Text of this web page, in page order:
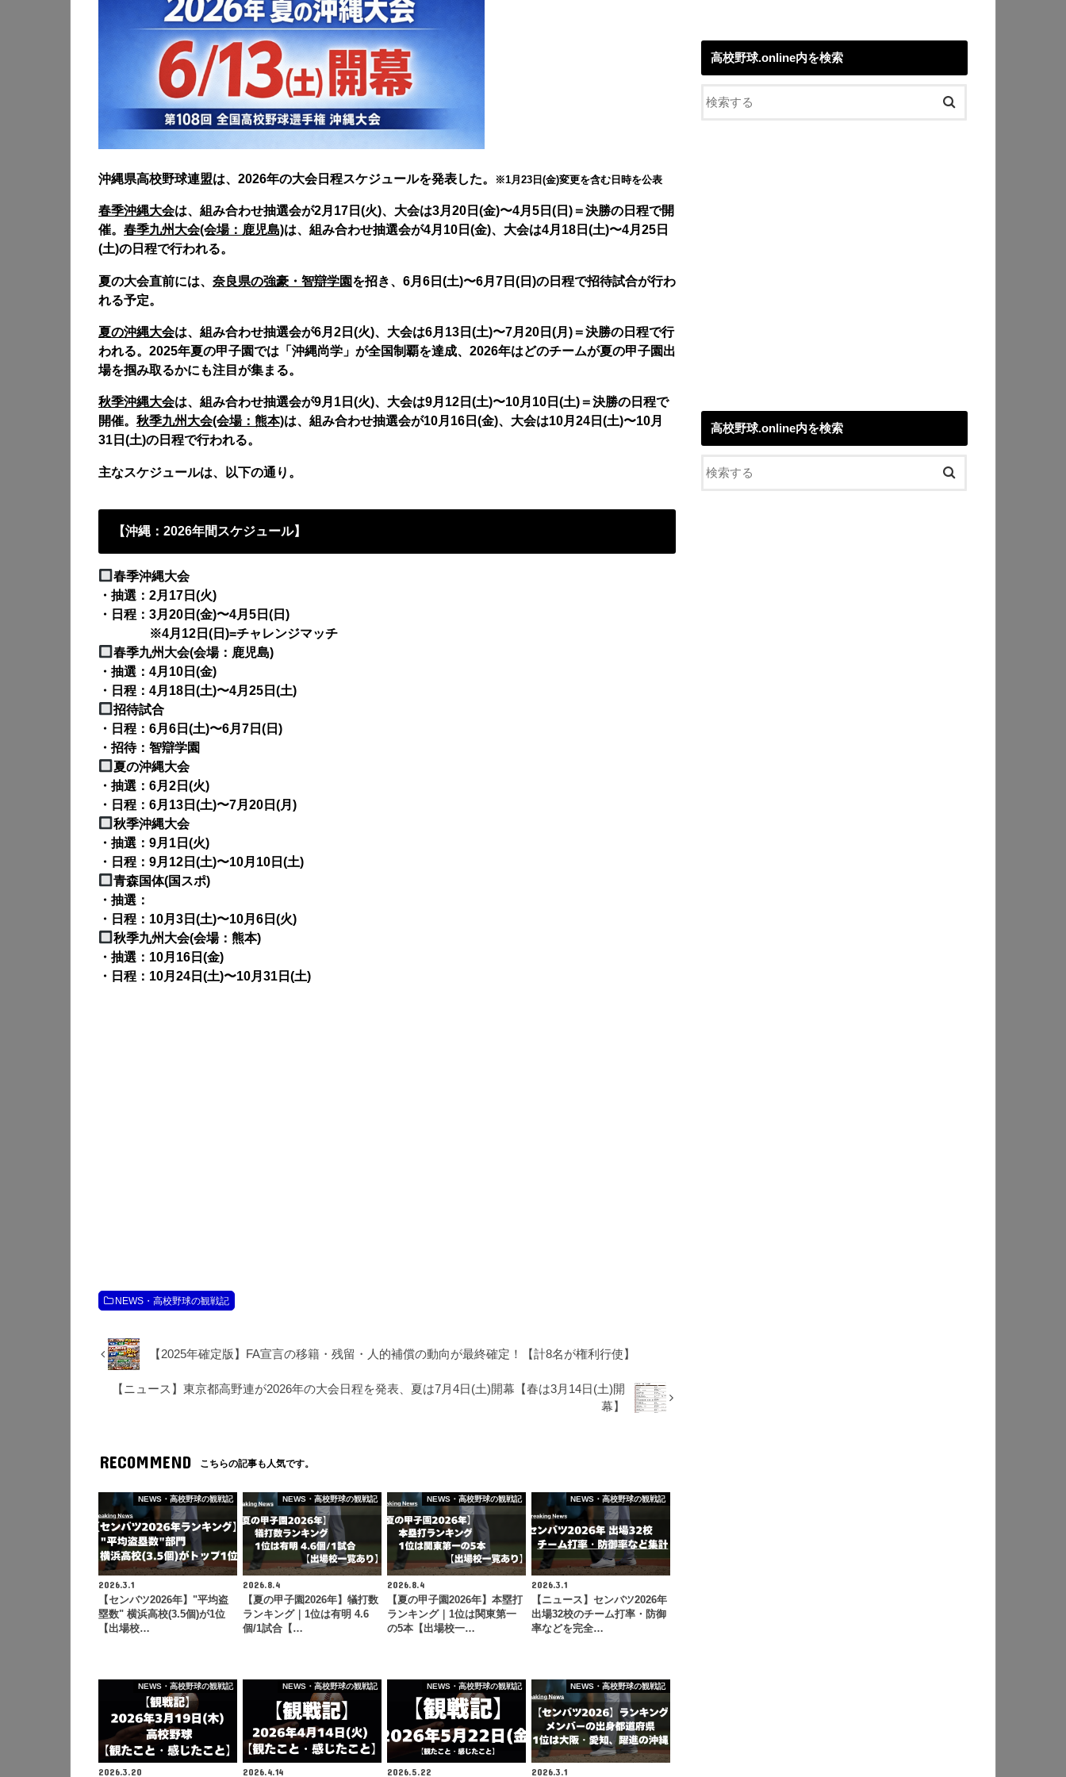
沖縄県高校野球連盟は、2026年の大会日程スケジュールを発表した。 ※1月23日(金)変更を含む日時を公表
春季沖縄大会は、組み合わせ抽選会が2月17日(火)、大会は3月20日(金)〜4月5日(日)＝決勝の日程で開
催。 春季九州大会(会場：鹿児島)は、組み合わせ抽選会が4月10日(金)、大会は4月18日(土)〜4月25日
(土)の日程で行われる。
夏の大会直前には、 奈良県の強豪・智辯学園を招き、6月6日(土)〜6月7日(日)の日程で招待試合が行わ
れる予定。
夏の沖縄大会は、組み合わせ抽選会が6月2日(火)、大会は6月13日(土)〜7月20日(月)＝決勝の日程で行
われる。2025年夏の甲子園では「沖縄尚学」が全国制覇を達成、2026年はどのチームが夏の甲子園出
場を掴み取るかにも注目が集まる。
秋季沖縄大会は、組み合わせ抽選会が9月1日(火)、大会は9月12日(土)〜10月10日(土)＝決勝の日程で
開催。 秋季九州大会(会場：熊本)は、組み合わせ抽選会が10月16日(金)、大会は10月24日(土)〜10月
31日(土)の日程で行われる。
主なスケジュールは、以下の通り。
【沖縄：2026年間スケジュール】
春季沖縄大会
・抽選：2月17日(火)
・日程：3月20日(金)〜4月5日(日)
※4月12日(日)=チャレンジマッチ
春季九州大会(会場：鹿児島)
・抽選：4月10日(金)
・日程：4月18日(土)〜4月25日(土)
招待試合
・日程：6月6日(土)〜6月7日(日)
・招待：智辯学園
夏の沖縄大会
・抽選：6月2日(火)
・日程：6月13日(土)〜7月20日(月)
秋季沖縄大会
・抽選：9月1日(火)
・日程：9月12日(土)〜10月10日(土)
青森国体(国スポ)
・抽選：
・日程：10月3日(土)〜10月6日(火)
秋季九州大会(会場：熊本)
・抽選：10月16日(金)
・日程：10月24日(土)〜10月31日(土)
NEWS・高校野球の観戦記
【2025年確定版】FA宣言の移籍・残留・人的補償の動向が最終確定！【計8名が権利行使】
【ニュース】東京都高野連が2026年の大会日程を発表、夏は7月4日(土)開幕【春は3月14日(土)開
幕】
RECOMMEND こちらの記事も人気です。
NEWS・高校野球の観戦記
2026.3.1
【センバツ2026年】"平均盗
塁数" 横浜高校(3.5個)が1位
【出場校…
NEWS・高校野球の観戦記
2026.8.4
【夏の甲子園2026年】犠打数
ランキング｜1位は有明 4.6
個/1試合【…
NEWS・高校野球の観戦記
2026.8.4
【夏の甲子園2026年】本塁打
ランキング｜1位は関東第一
の5本【出場校一…
NEWS・高校野球の観戦記
2026.3.1
【ニュース】センバツ2026年
出場32校のチーム打率・防御
率などを完全…
NEWS・高校野球の観戦記
2026.3.20
NEWS・高校野球の観戦記
2026.4.14
NEWS・高校野球の観戦記
2026.5.22
NEWS・高校野球の観戦記
2026.3.1
高校野球.online内を検索
高校野球.online内を検索